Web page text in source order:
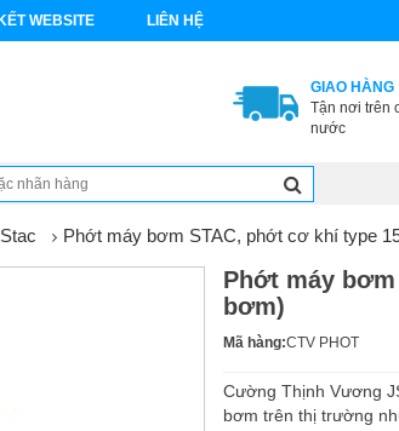
WEBSITE LIÊN HỆ
GIAO HÀNG
Tận nơi trên
nước
Phớt máy bơm STAC, phớt cơ khí type
Phớt máy
bơm)
Mã hàng:CTV PHOT
Cường Thịnh Vương
bơm trên thị trường